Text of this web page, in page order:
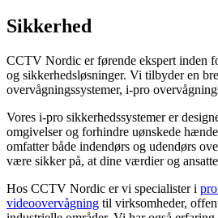
Sikkerhed
CCTV Nordic er førende ekspert inden
og sikkerhedsløsninger. Vi tilbyder en
overvågningssystemer, i-pro
Vores i-pro sikkerhedssystemer er
omgivelser og forhindre uønskede
omfatter både indendørs og udendørs
være sikker på, at dine værdier og
Hos CCTV Nordic er vi specialister i
videoovervågning til virksomheder,